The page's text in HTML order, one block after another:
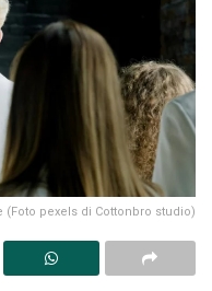
pexels di Cottonbro studio)